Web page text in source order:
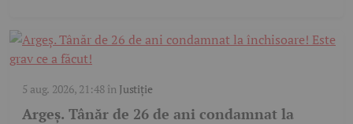
5 aug. 2026, 21:48în Justiție
Argeș. Tânăr de 26 de ani condamnat la